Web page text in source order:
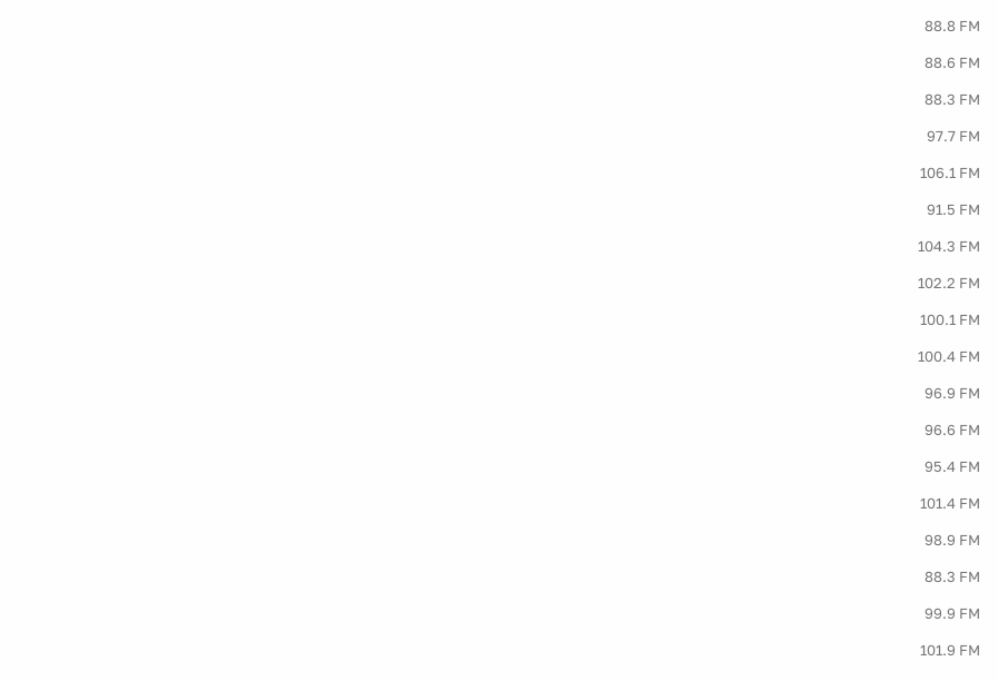
88.8 FM
88.6 FM
88.3 FM
97.7 FM
106.1 FM
91.5 FM
104.3 FM
102.2 FM
100.1 FM
100.4 FM
96.9 FM
96.6 FM
95.4 FM
101.4 FM
98.9 FM
88.3 FM
99.9 FM
101.9 FM